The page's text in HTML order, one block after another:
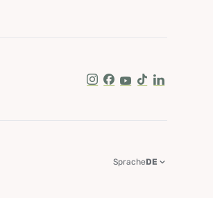
Instagram
Facebook
Youtube
Tik TokLinkedIn
SpracheDE